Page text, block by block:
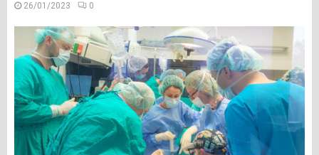
26/01/2023 0